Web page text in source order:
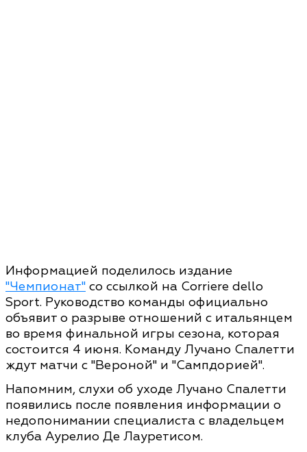
Информацией поделилось издание
"Чемпионат" со ссылкой на Corriere dello
Sport. Руководство команды официально
объявит о разрыве отношений с итальянцем
во время финальной игры сезона, которая
состоится 4 июня. Команду Лучано Спалетти
ждут матчи с "Вероной" и "Сампдорией".
Напомним, слухи об уходе Лучано Спалетти
появились после появления информации о
недопонимании специалиста с владельцем
клуба Аурелио Де Лауретисом.